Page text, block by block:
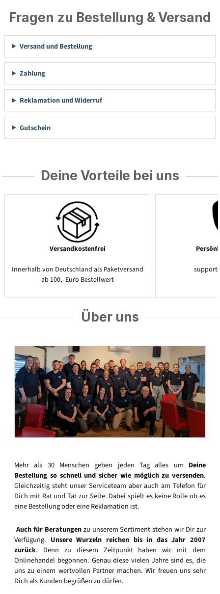
Fragen zu Bestellung & Versand
Versand und Bestellung
Zahlung
Reklamation und Widerruf
Gutschein
Deine Vorteile bei uns
Versandkostenfrei
Innerhalb von Deutschland als Paketversand
ab 100,- Euro Bestellwert
Über uns
Mehr als 30 Menschen geben jeden Tag alles um Deine
Bestellung so schnell und sicher wie möglich zu versenden.
Gleichzeitig steht unser Serviceteam aber auch am Telefon für
Dich mit Rat und Tat zur Seite. Dabei spielt es keine Rolle ob es
eine Bestellung oder eine Reklamation ist.
Auch für Beratungenzu unserem Sortiment stehen wir Dir zur
Verfügung. Unsere Wurzeln reichen bis in das Jahr 2007
zurück. Denn zu diesem Zeitpunkt haben wir mit dem
Onlinehandel begonnen. Genau diese vielen Jahre sind es, die
uns zu einem wertvollen Partner machen. Wir freuen uns sehr
Dich als Kunden begrüßen zu dürfen.